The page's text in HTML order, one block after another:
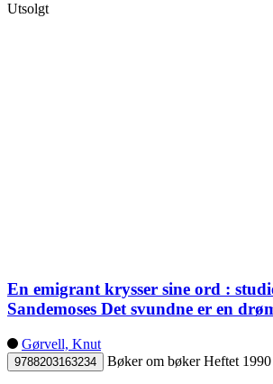
Utsolgt
En emigrant krysser sine ord :
Sandemoses Det svundne er en
Gørvell, Knut
9788203163234 Bøker om bøker Heftet 1990